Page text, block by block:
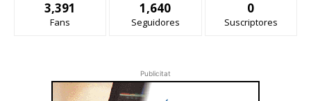
3,391
Fans
1,640
Seguidores
0
Suscriptores
Publicitat